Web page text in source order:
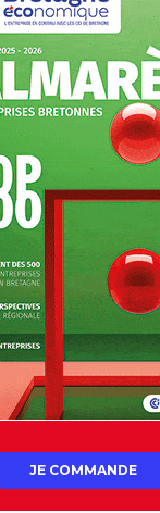
JE COMMANDE